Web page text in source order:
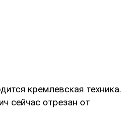
кремлевская техника.
сейчас отрезан от